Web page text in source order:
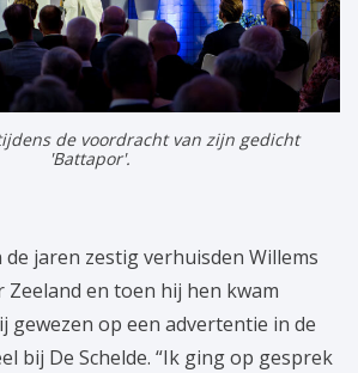
de voordracht van zijn gedicht
'Battapor'.
jaren zestig verhuisden Willems
en toen hij hen kwam
gewezen op een advertentie in de
bij De Schelde. “Ik ging op gesprek